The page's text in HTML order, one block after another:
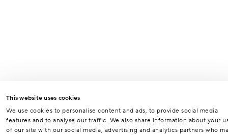
This website uses cookies
We use cookies to personalise content and ads, to provide social media
features and to analyse our traffic. We also share information about your
of our site with our social media, advertising and analytics partners who